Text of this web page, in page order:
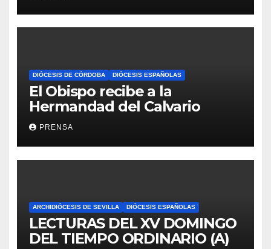
DIÓCESIS DE CÓRDOBA DIÓCESIS ESPAÑOLAS
El Obispo recibe a la
Hermandad del Calvario
PRENSA
ARCHIDIÓCESIS DE SEVILLA DIÓCESIS ESPAÑOLAS
LECTURAS DEL XV DOMINGO
DEL TIEMPO ORDINARIO (A)